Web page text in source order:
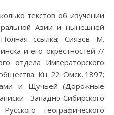
Азии и нынешней
ссылка: Сиязов М.
и его окрестностей //
отдела Императорского
Кн. 22. Омск, 1897;
и Щучьей (Дорожные
Западно-Сибирского
географического